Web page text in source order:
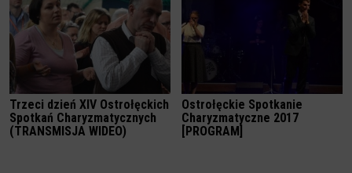
Trzeci dzień XIV Ostrołęckich
Spotkań Charyzmatycznych
(TRANSMISJA WIDEO)
Ostrołęckie Spotkanie
Charyzmatyczne 2017
[PROGRAM]